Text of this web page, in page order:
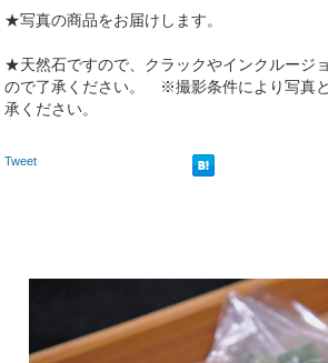
★写真の商品をお届けします。
★天然石ですので、クラックやインクルージ
ので了承ください。 ※撮影条件により写真
承ください。
Tweet